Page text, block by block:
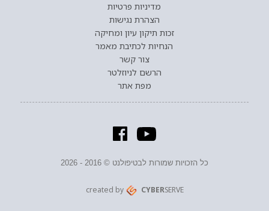
מדיניות פרטיות
הצהרת נגישות
זכות תיקון עיון ומחיקה
הנחיות לכתיבת מאמר
צור קשר
הרשם לניוזלטר
מפת אתר
כל הזכויות שמורות לבטיפולנט © 2016 - 2026
created by CYBERSERVE